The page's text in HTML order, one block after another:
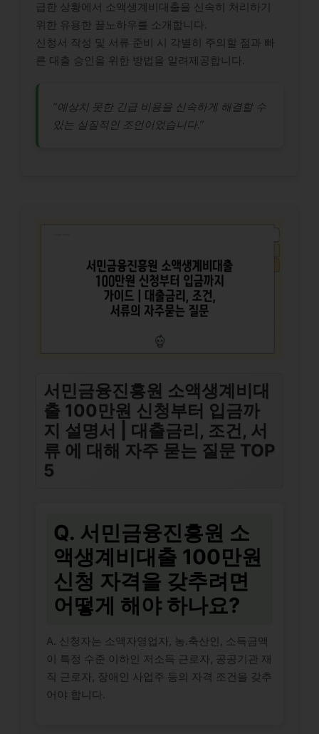
급한 상황에서 소액생계비대출을 신속히 처리하기
위한 유용한 꿀노하우를 소개합니다.
신청서 작성 및 서류 준비 시 각별히 주의할 점과 빠
른 대출 승인을 위한 방법을 알려제공합니다.
“예상치 못한 긴급 비용을 신속하게 해결할 수
있는 실질적인 조언이었습니다.”
서민금융진흥원 소액생계비대
출 100만원 신청부터 입금까
지 설명서 | 대출금리, 조건, 서
류 에 대해 자주 묻는 질문 TOP
5
Q. 서민금융진흥원 소
액생계비대출 100만원
신청 자격을 갖추려면
어떻게 해야 하나요?
A. 신청자는 소액자영업자, 농․축산인, 소득금액
이 특정 수준 이하인 저소득 근로자, 공공기관 재
직 근로자, 장애인 사업주 등의 자격 조건을 갖추
어야 합니다.